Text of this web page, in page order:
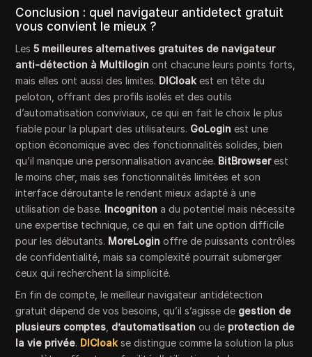
Conclusion : quel navigateur antidetect gratuit
vous convient le mieux ?
Les5 meilleures alternatives gratuites de navigateur
anti-détection à Multilogin ont chacune leurs points forts,
mais elles ont aussi des limites. DICloak est en tête du
peloton, offrant des profils isolés et des outils
d’automatisation conviviaux, ce qui en fait le choix le plus
fiable pour la plupart des utilisateurs. GoLogin est une
option économique avec des fonctionnalités solides, bien
qu’il manque une personnalisation avancée. BitBrowserest
le moins cher, mais ses fonctionnalités limitées et son
interface déroutante le rendent mieux adapté à une
utilisation de base. Incogniton a du potentiel mais nécessite
une expertise technique, ce qui en fait une option difficile
pour les débutants. MoreLogin offre de puissants contrôles
de confidentialité, mais sa complexité pourrait submerger
ceux qui recherchent la simplicité.
En fin de compte, le meilleur navigateur antidétection
gratuit dépend de vos besoins, qu’il s’agisse de gestion de
plusieurs comptes d’automatisation ou de protection de
la vie privée. DICloak se distingue comme la solution la plus